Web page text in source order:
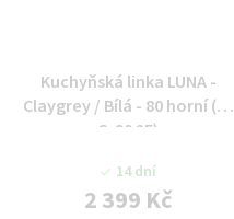
Kuchyňská linka LUNA -
Claygrey / Bílá - 80 horní (80
G-90 2F)
14 dní
2 399 Kč